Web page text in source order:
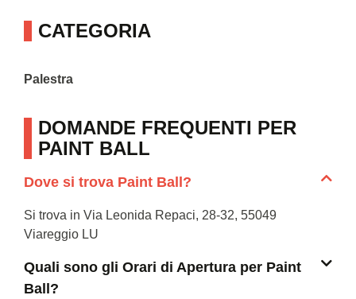
CATEGORIA
Palestra
DOMANDE FREQUENTI PER
PAINT BALL
Dove si trova Paint Ball?
Si trova in Via Leonida Repaci, 28-32, 55049
Viareggio LU
Quali sono gli Orari di Apertura per Paint
Ball?